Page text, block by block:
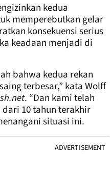
kedua
memperebutkan gelar
konsekuensi serius
keadaan menjadi di
bahwa kedua rekan
terbesar,” kata Wolff
. “Dan kami telah
10 tahun terakhir
situasi ini.
ADVERTISEMENT